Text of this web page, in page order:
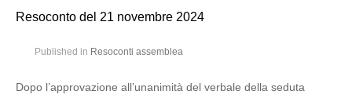
Resoconto del 21 novembre 2024
Published in Resoconti assemblea
Dopo l’approvazione all’unanimità del verbale della seduta